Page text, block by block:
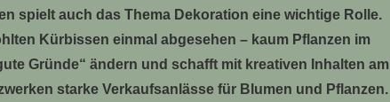
spielt auch das Thema Dekoration eine wichtige Rolle.
Kürbissen einmal abgesehen – kaum Pflanzen im
Gründe“ ändern und schafft mit kreativen Inhalten am
starke Verkaufsanlässe für Blumen und Pflanzen.